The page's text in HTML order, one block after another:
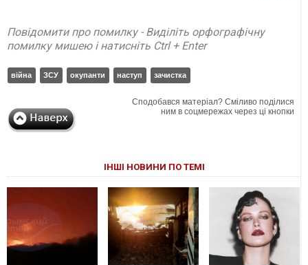
Повідомити про помилку - Виділіть орфографічну
помилку мишею і натисніть Ctrl + Enter
війна ЗСУ окупанти наступ зачистка
Сподобався матеріал? Сміливо поділися
ним в соцмережах через ці кнопки
ІНШІ НОВИНИ ПО ТЕМІ